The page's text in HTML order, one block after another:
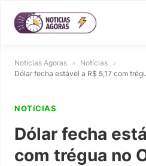
Noticias Agoras » Notícias »
Dólar fecha estável a R$ 5,17 com
NOTíCIAS
Dólar fecha
com trégua no